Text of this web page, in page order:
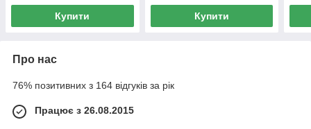
Купити Купити
Про нас
76% позитивних з 164 відгуків за рік
Працює з 26.08.2015